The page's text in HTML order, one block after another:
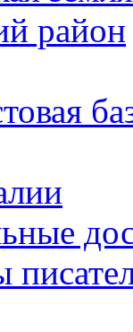
район